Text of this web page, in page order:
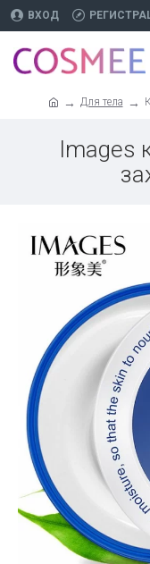
ВХОД
Для тела
Images